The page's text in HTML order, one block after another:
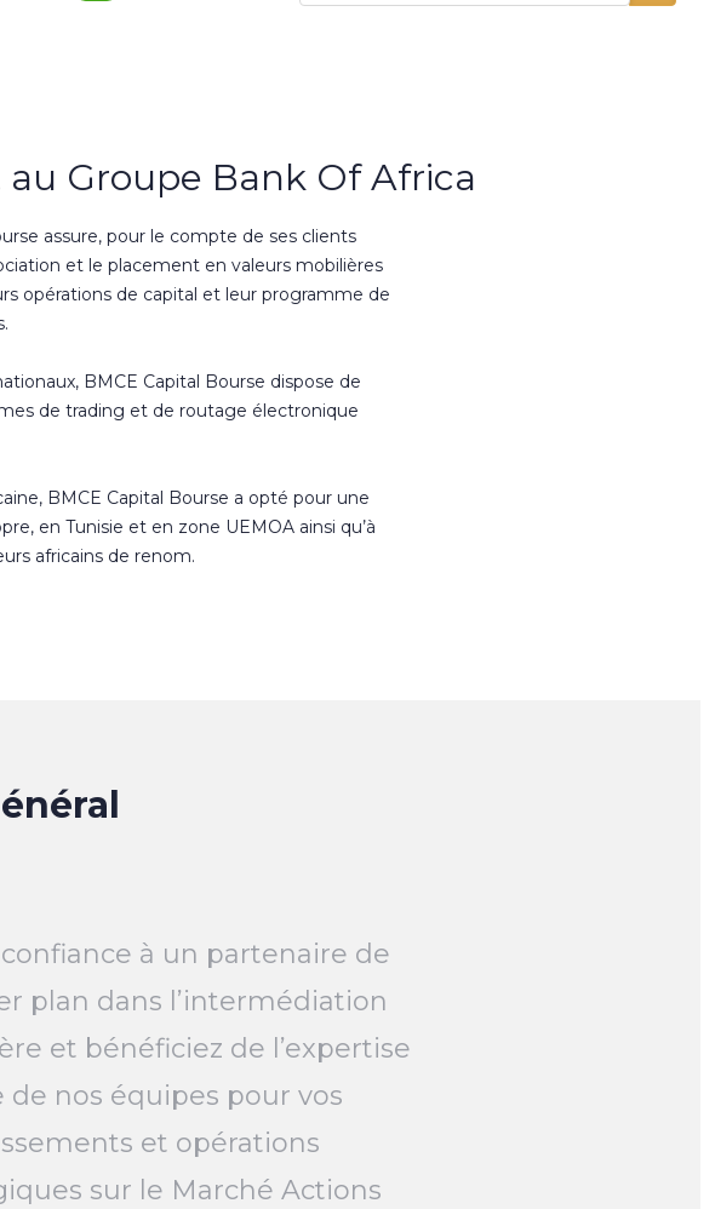
au Groupe Bank Of Africa
assure, pour le compte de ses clients
et le placement en valeurs mobilières
opérations de capital et leur programme de
BMCE Capital Bourse dispose de
de trading et de routage électronique
BMCE Capital Bourse a opté pour une
en Tunisie et en zone UEMOA ainsi qu’à
africains de renom.
à un partenaire de
plan dans l’intermédiation
et bénéficiez de l’expertise
de nos équipes pour vos
et opérations
sur le Marché Actions